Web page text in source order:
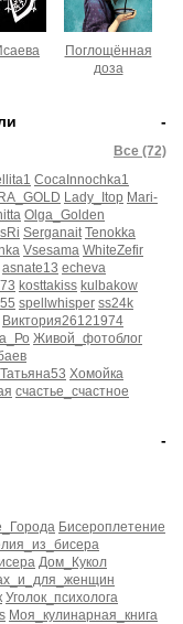
Поглощённая
доза
-
Все (72)
CocaInnochka1
Lady_Itop Mari-
Olga_Golden
Serganait Tenokka
Vsesama WhiteZefir
asnate13 echeva
kosttakiss kulbakow
spellwhisper ss24k
Виктория26121974
Живой_фотоблог
Татьяна53 Хомойка
счастье_счастное
-
Бисероплетение
Дом_Кукол
Уголок_психолога
Моя_кулинарная_книга